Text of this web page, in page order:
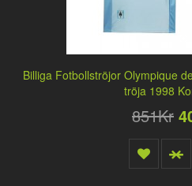
Billiga Fotbollströjor Olympique
tröja 1998
851Kr